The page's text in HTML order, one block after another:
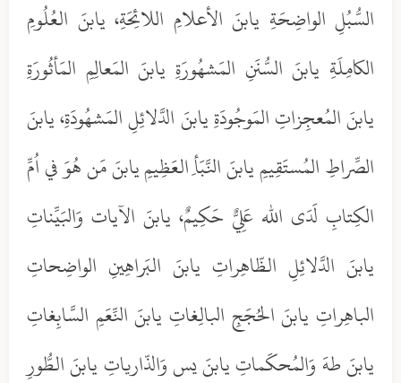
السُّبُلِ الواضِحَةِ يابنَ الأعلامِ اللائِحَةِ، يابنَ العُلُومِ
الكامِلَةِ يابنَ السُّنَنِ المَشهُورَةِ يابنَ المَعالِمِ المَأثُورَةِ
يابنَ المُعجِزاتِ المَوجُودَةِ يابنَ الدَّلائِلِ المَشهُودَةِ، يابنَ
الصِّراطِ المُستَقِيمِ يابنَ النَّبَأِ العَظِيمِ يابنَ مَن هُوَ في اُمِّ
الكِتابِ لَدَى الله عَلِيٌّ حَكِيمٌ، يابنَ الآيات وَالبَيِّناتِ
يابنَ الدَّلائِلِ الظّاهِراتِ يابنَ البَراهِينِ الواضِحاتِ
الباهِراتِ يابنَ الحُجَجِ البالِغاتِ يابنَ النِّعَمِ السَّابِغاتِ
يابنَ طهَ وَالمُحكَماتِ يابنَ يس وَالذّارياتِ يابنَ الطُّورِ